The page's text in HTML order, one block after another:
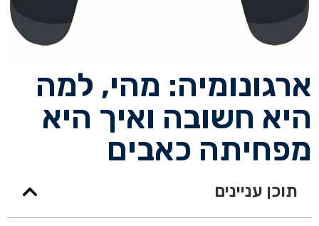
ארגונומיה: מהי, למה
היא חשובה ואיך היא
מפחיתה כאבים
תוכן עניינים